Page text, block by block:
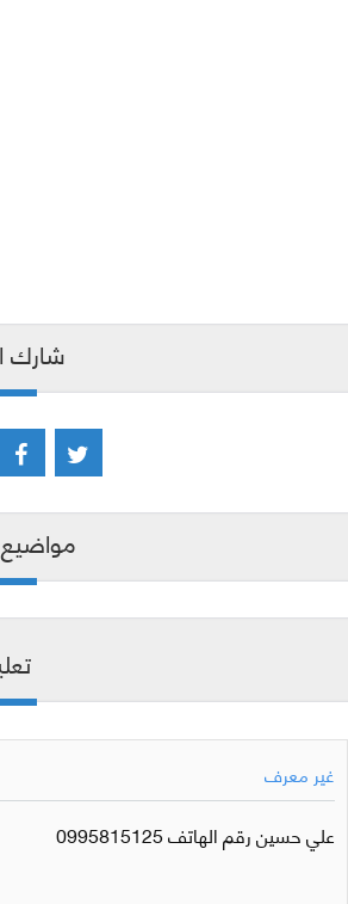
شارك
غير معرف
علي حسين رقم الهاتف 0995815125